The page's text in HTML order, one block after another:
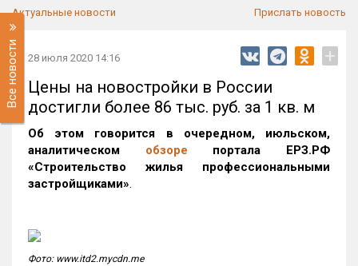
Актуальные новости Прислать новость
Все новости 28 июля 2020 14:16 +
Цены на новостройки в России
достигли более 86 тыс. руб. за 1 кв. м
Об этом говорится в очередном, июльском,
аналитическом обзоре портала ЕРЗ.РФ
«Строительство жилья профессиональными
застройщиками».
Фото: www.itd2.mycdn.me